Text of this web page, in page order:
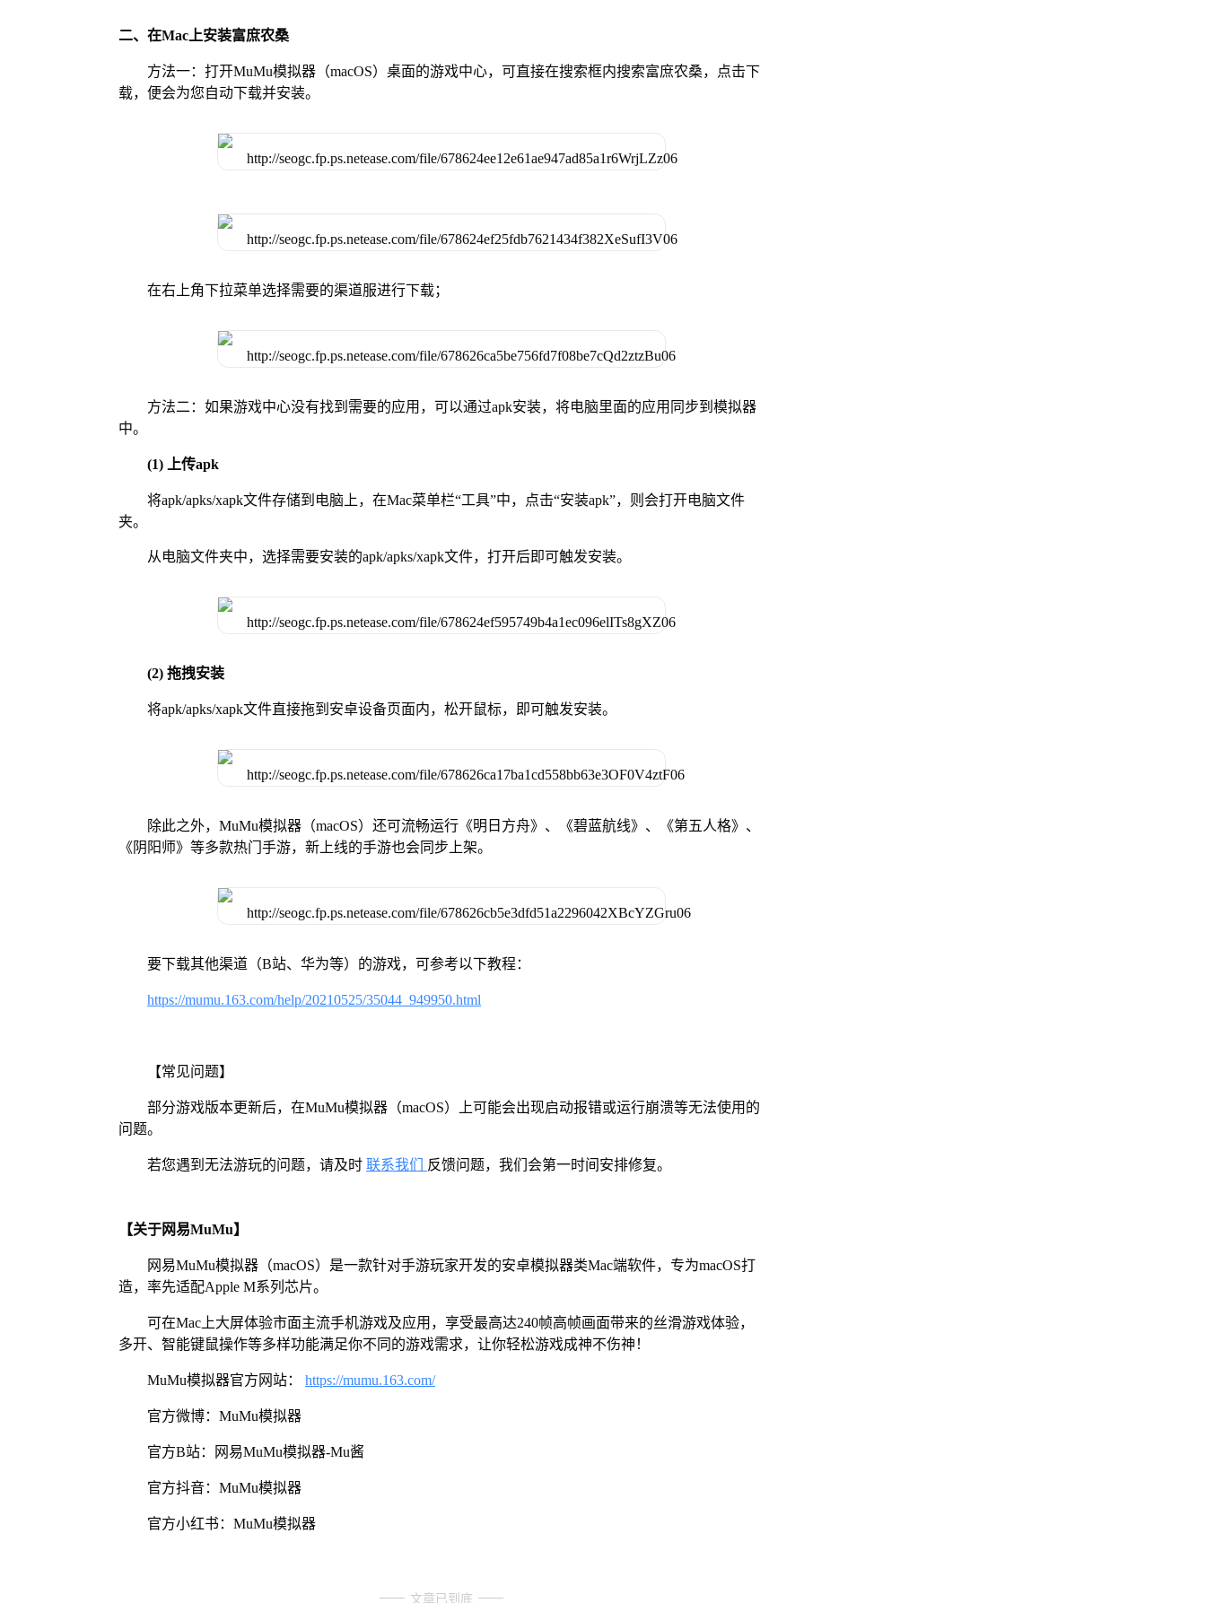
二、在Mac上安装富庶农桑
方法一：打开MuMu模拟器（macOS）桌面的游戏中心，可直接在搜索框内搜索富庶农桑，点击下
载，便会为您自动下载并安装。
在右上角下拉菜单选择需要的渠道服进行下载；
方法二：如果游戏中心没有找到需要的应用，可以通过apk安装，将电脑里面的应用同步到模拟器
中。
(1) 上传apk
将apk/apks/xapk文件存储到电脑上，在Mac菜单栏“工具”中，点击“安装apk”，则会打开电脑文件
夹。
从电脑文件夹中，选择需要安装的apk/apks/xapk文件，打开后即可触发安装。
(2) 拖拽安装
将apk/apks/xapk文件直接拖到安卓设备页面内，松开鼠标，即可触发安装。
除此之外，MuMu模拟器（macOS）还可流畅运行《明日方舟》、《碧蓝航线》、《第五人格》、
《阴阳师》等多款热门手游，新上线的手游也会同步上架。
要下载其他渠道（B站、华为等）的游戏，可参考以下教程：
https://mumu.163.com/help/20210525/35044_949950.html
【常见问题】
部分游戏版本更新后，在MuMu模拟器（macOS）上可能会出现启动报错或运行崩溃等无法使用的
问题。
若您遇到无法游玩的问题，请及时 联系我们 反馈问题，我们会第一时间安排修复。
【关于网易MuMu】
网易MuMu模拟器（macOS）是一款针对手游玩家开发的安卓模拟器类Mac端软件，专为macOS打
造，率先适配Apple M系列芯片。
可在Mac上大屏体验市面主流手机游戏及应用，享受最高达240帧高帧画面带来的丝滑游戏体验，
多开、智能键鼠操作等多样功能满足你不同的游戏需求，让你轻松游戏成神不伤神！
MuMu模拟器官方网站： https://mumu.163.com/
官方微博：MuMu模拟器
官方B站：网易MuMu模拟器-Mu酱
官方抖音：MuMu模拟器
官方小红书：MuMu模拟器
文章已到底